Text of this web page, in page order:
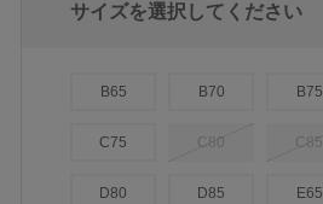
サイズを選択してください
B65 B70 B75
C75 C80 C85
D80 D85 E65